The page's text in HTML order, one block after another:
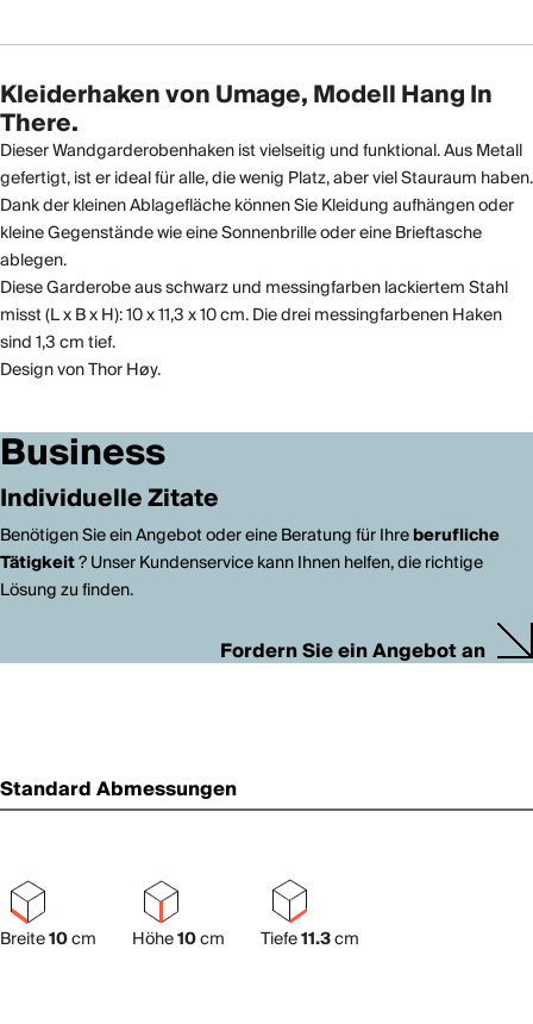
Kleiderhaken von Umage, Modell Hang In
There.
Dieser Wandgarderobenhaken ist vielseitig und funktional. Aus Metall
gefertigt, ist er ideal für alle, die wenig Platz, aber viel Stauraum haben.
Dank der kleinen Ablagefläche können Sie Kleidung aufhängen oder
kleine Gegenstände wie eine Sonnenbrille oder eine Brieftasche
ablegen.
Diese Garderobe aus schwarz und messingfarben lackiertem Stahl
misst (L x B x H): 10 x 11,3 x 10 cm. Die drei messingfarbenen Haken
sind 1,3 cm tief.
Design von Thor Høy.
Business
Individuelle Zitate
Benötigen Sie ein Angebot oder eine Beratung für Ihreberufliche
Tätigkeit? Unser Kundenservice kann Ihnen helfen, die richtige
Lösung zu finden.
Fordern Sie ein Angebot an
Standard Abmessungen
Breite10cm Höhe10cm Tiefe11.3cm